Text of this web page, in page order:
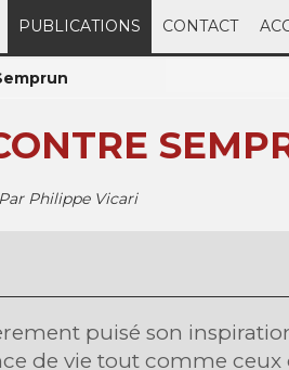
PUBLICATIONS CONTACT
Par Philippe Vicari
puisé son
de vie tout comme